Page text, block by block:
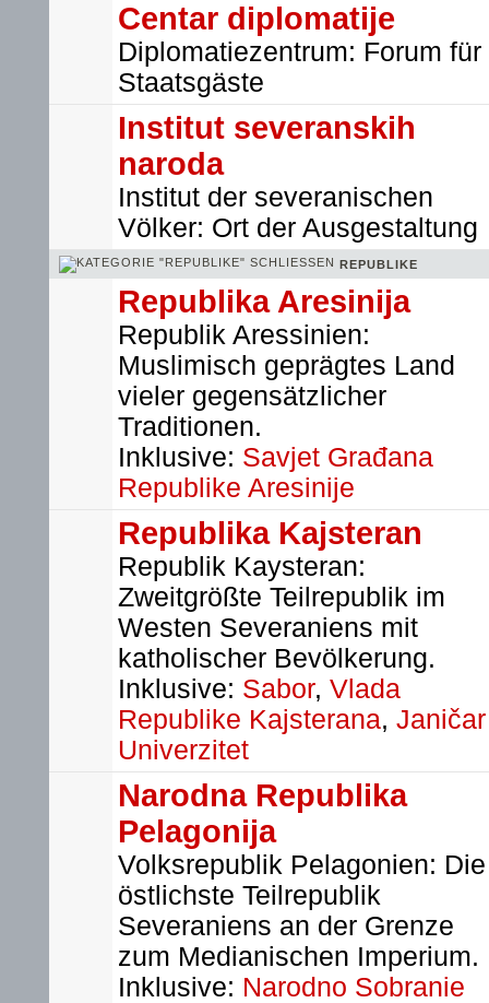
Centar diplomatije
Diplomatiezentrum: Forum für
Staatsgäste
Institut severanskih
naroda
Institut der severanischen
Völker: Ort der Ausgestaltung
REPUBLIKE
Republika Aresinija
Republik Aressinien:
Muslimisch geprägtes Land
vieler gegensätzlicher
Traditionen.
Inklusive: Savjet Građana
Republike Aresinije
Republika Kajsteran
Republik Kaysteran:
Zweitgrößte Teilrepublik im
Westen Severaniens mit
katholischer Bevölkerung.
Inklusive: Sabor, Vlada
Republike Kajsterana, Janičar
Univerzitet
Narodna Republika
Pelagonija
Volksrepublik Pelagonien: Die
östlichste Teilrepublik
Severaniens an der Grenze
zum Medianischen Imperium.
Inklusive: Narodno Sobranie